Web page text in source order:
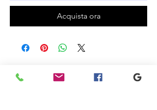
Acquista ora
Prodotti